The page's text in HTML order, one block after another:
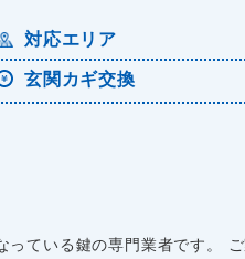
対応エリア
玄関カギ交換
ている鍵の専門業者です。